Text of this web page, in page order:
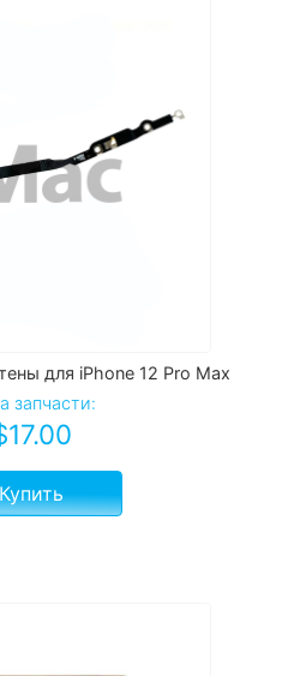
для iPhone 12 Pro Max
запчасти:
17.00
Купить